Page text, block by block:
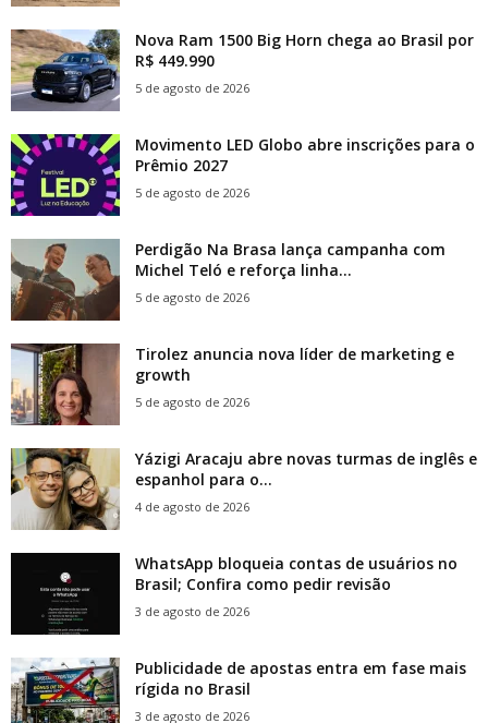
Nova Ram 1500 Big Horn chega ao Brasil por
R$ 449.990
5 de agosto de 2026
Movimento LED Globo abre inscrições para o
Prêmio 2027
5 de agosto de 2026
Perdigão Na Brasa lança campanha com
Michel Teló e reforça linha...
5 de agosto de 2026
Tirolez anuncia nova líder de marketing e
growth
5 de agosto de 2026
Yázigi Aracaju abre novas turmas de inglês e
espanhol para o...
4 de agosto de 2026
WhatsApp bloqueia contas de usuários no
Brasil; Confira como pedir revisão
3 de agosto de 2026
Publicidade de apostas entra em fase mais
rígida no Brasil
3 de agosto de 2026